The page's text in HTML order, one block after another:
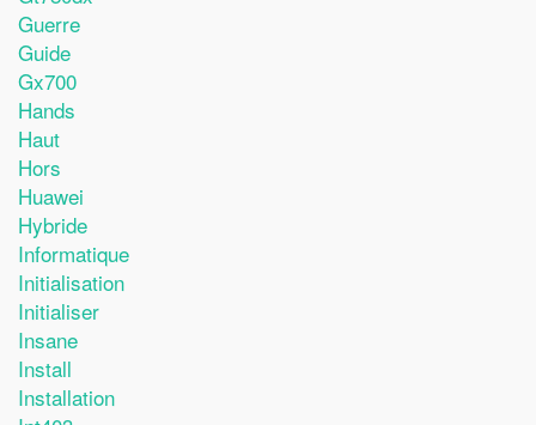
Guerre
Guide
Gx700
Hands
Haut
Hors
Huawei
Hybride
Informatique
Initialisation
Initialiser
Insane
Install
Installation